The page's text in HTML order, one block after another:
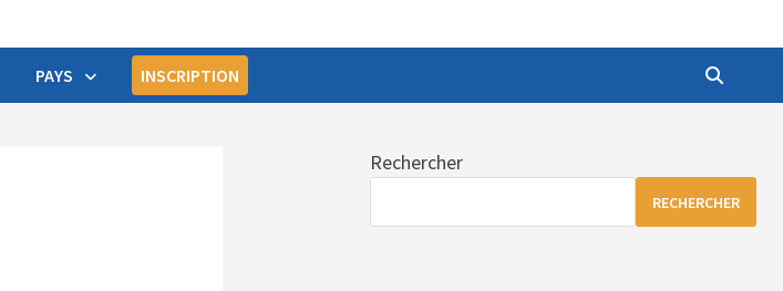
PAYS INSCRIPTION
Rechercher
RECHERCHER